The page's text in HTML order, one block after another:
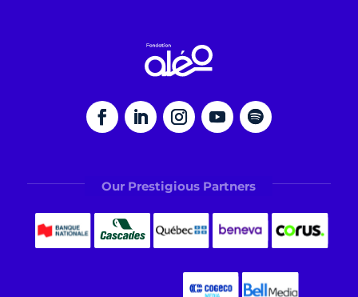
Our Prestigious Partners